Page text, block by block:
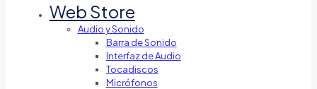
Web Store
Audio y Sonido
Barra de Sonido
Interfaz de Audio
Tocadiscos
Micrófonos